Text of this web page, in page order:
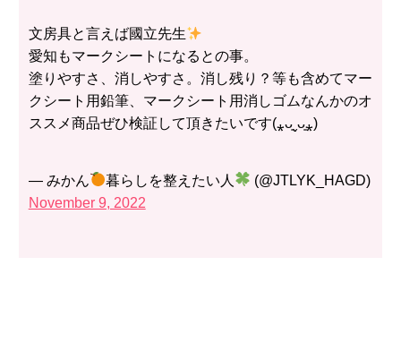
文房具と言えば國立先生
愛知もマークシートになるとの事。
塗りやすさ、消しやすさ。消し残り？等も含めてマー
クシート用鉛筆、マークシート用消しゴムなんかのオ
ススメ商品ぜひ検証して頂きたいです(⁎ᴗ͈ˬᴗ͈⁎)
— みかん 暮らしを整えたい人
(@JTLYK_HAGD)
November 9, 2022